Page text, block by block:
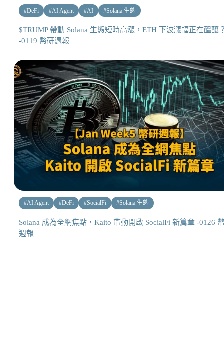
#DeFi #AI Agent #AI #Solana 生態
$TRUMP 帶動 Solana 生態短時高漲，ETH 下波漲幅正在醞釀
-0119 幣研週報
#AI Agent #DeFi #SocialFi #Solana 生態
Solana 成為全網焦點，Kaito 帶動開啟 SocialFi 新篇章 -0126
週報